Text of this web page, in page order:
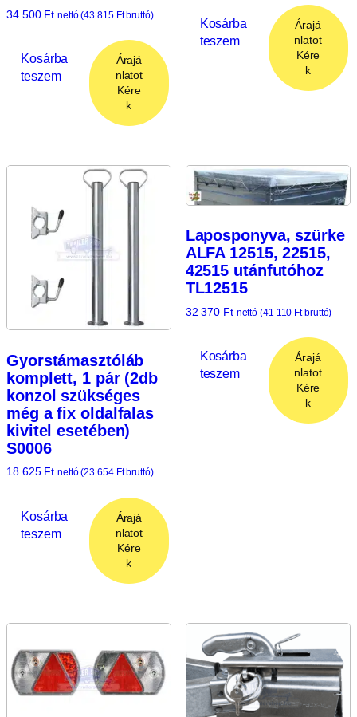
34 500 Ft nettó (43 815 Ftbruttó)
Kosárba
teszem
Árajá
nlatot
Kére
k
Kosárba
teszem
Árajá
nlatot
Kére
k
Gyorstámasztóláb
komplett, 1 pár (2db
konzol szükséges
még a fix oldalfalas
kivitel esetében)
S0006
18 625 Ft nettó (23 654 Ftbruttó)
Kosárba
teszem
Árajá
nlatot
Kére
k
Laposponyva, szürke
ALFA 12515, 22515,
42515 utánfutóhoz
TL12515
32 370 Ft nettó (41 110 Ftbruttó)
Kosárba
teszem
Árajá
nlatot
Kére
k